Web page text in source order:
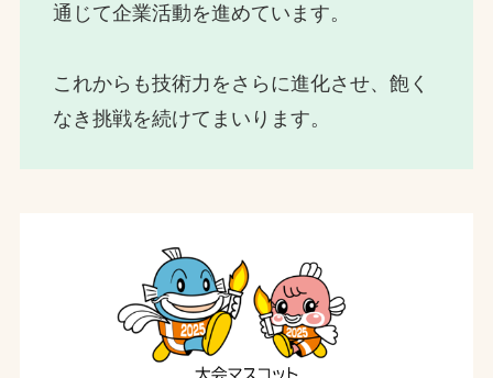
通じて企業活動を進めています。
これからも技術力をさらに進化させ、飽く
なき挑戦を続けてまいります。